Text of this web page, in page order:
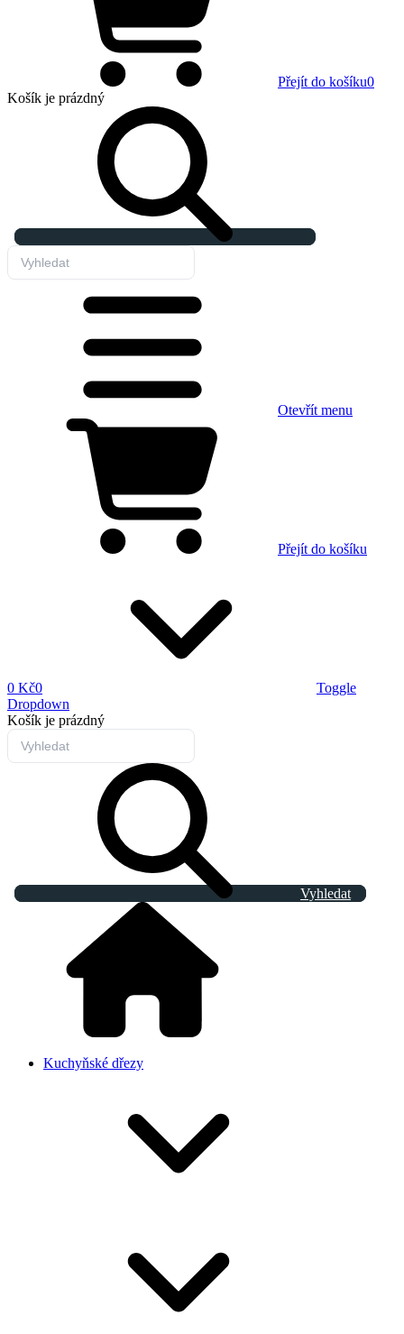
Přejít do košíku0
Košík je prázdný
Otevřít menu
Přejít do košíku
0 Kč0
Toggle
Dropdown
Košík je prázdný
Vyhledat
Kuchyňské dřezy